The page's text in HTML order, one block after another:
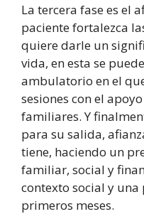
La tercera fase es el
paciente fortalezca
quiere darle un
vida, en esta se
ambulatorio en el
sesiones con el
familiares. Y
para su salida,
tiene, haciendo un
familiar, social y
contexto social y
primeros meses.